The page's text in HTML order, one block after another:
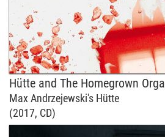
Hütte and The Homegrown
Max Andrzejewski's Hütte
(2017, CD)